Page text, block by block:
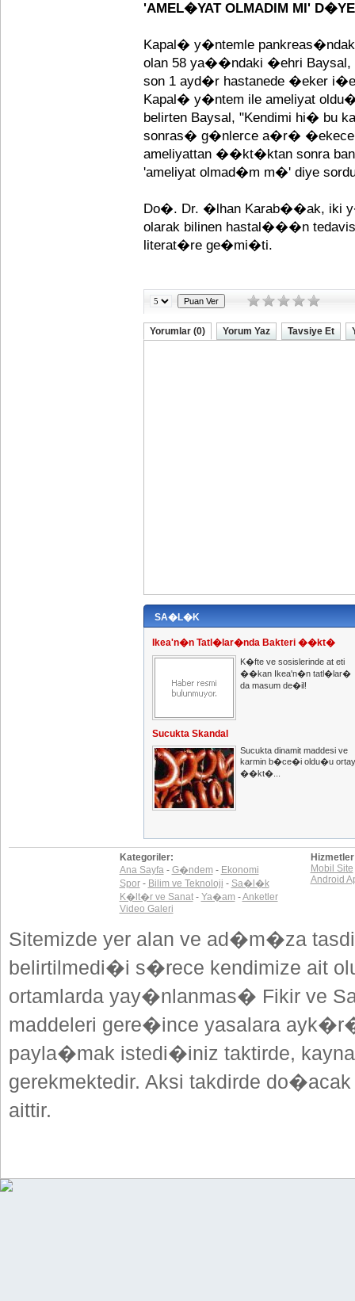
'AMEL�YAT OLMADIM MI'
Kapal� y�ntemle
olan 58 ya��ndaki �ehri
son 1 ayd�r hastanede �eker
Kapal� y�ntem ile ameliyat
belirten Baysal, "Kendimi hi� bu
sonras� g�nlerce a�r�
ameliyattan ��kt�ktan sonra
'ameliyat olmad�m m�' diye
Do�. Dr. �lhan Karab��ak, iki
olarak bilinen hastal���n
literat�re ge�mi�ti.
Yorumlar (0) Yorum Yaz Tavsiye Et
SA�L�K
Ikea'n�n Tatl�lar�nda Bakteri ��kt�
K�fte ve sosislerinde at eti
��kan Ikea'n�n tatl�lar�
da masum de�il!
Sucukta Skandal
Sucukta dinamit maddesi ve
karmin b�ce�i oldu�u
��kt�...
Kategoriler:
Ana Sayfa- G�ndem - Ekonomi
Spor- Bilim ve Teknoloji - Sa�l�k
K�lt�r ve Sanat- Ya�am -Anketler
Video Galeri
Mobil Site
Android
Sitemizde yer alan ve ad�m�za
belirtilmedi�i s�rece kendimize ait
ortamlarda yay�nlanmas� Fikir ve
maddeleri gere�ince yasalara
payla�mak istedi�iniz taktirde,
gerekmektedir. Aksi takdirde
aittir.